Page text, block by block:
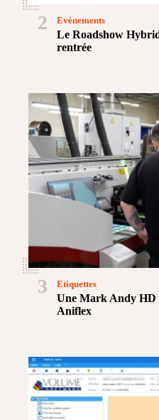
2
Le Roadshow
rentrée
Evénements
3
Une Mark Andy HD
Aniflex
Etiquettes